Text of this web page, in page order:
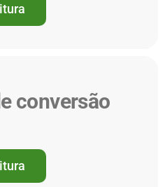
conversão